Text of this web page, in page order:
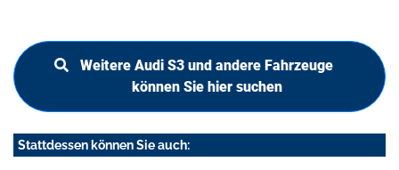
Weitere Audi S3 und andere Fahrzeuge
können Sie hier suchen
Stattdessen können Sie auch: